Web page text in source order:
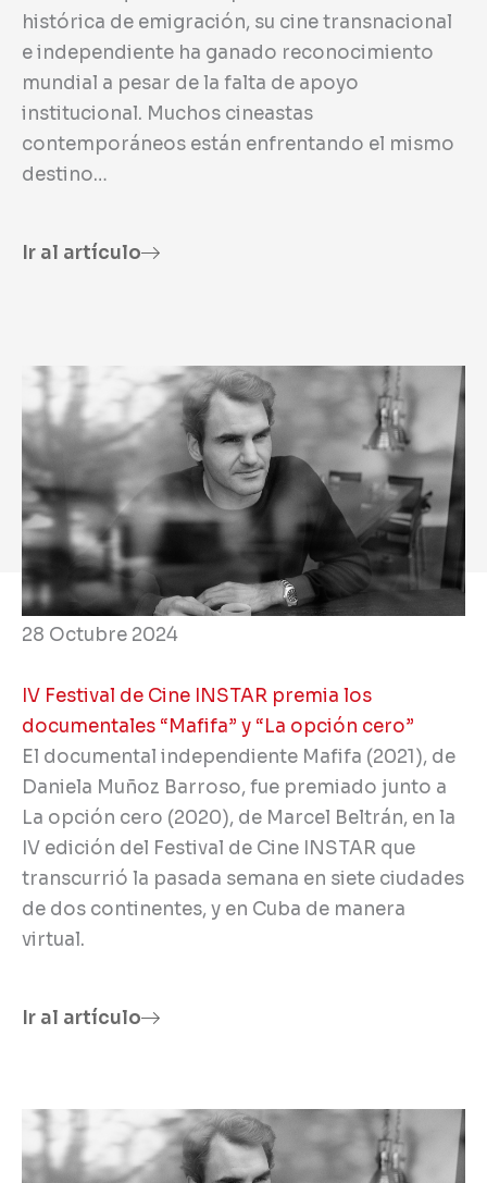
histórica de emigración, su cine transnacional
e independiente ha ganado reconocimiento
mundial a pesar de la falta de apoyo
institucional. Muchos cineastas
contemporáneos están enfrentando el mismo
destino…
Ir al artículo
28 Octubre 2024
IV Festival de Cine INSTAR premia los
documentales “Mafifa” y “La opción cero”
El documental independiente Mafifa (2021), de
Daniela Muñoz Barroso, fue premiado junto a
La opción cero (2020), de Marcel Beltrán, en la
IV edición del Festival de Cine INSTAR que
transcurrió la pasada semana en siete ciudades
de dos continentes, y en Cuba de manera
virtual.
Ir al artículo